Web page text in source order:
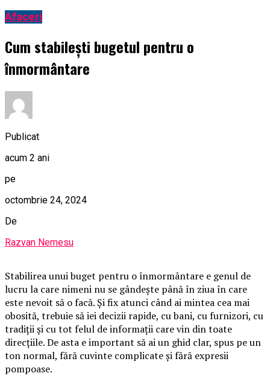
Afaceri
Cum stabilești bugetul pentru o
înmormântare
Publicat
acum 2 ani
pe
octombrie 24, 2024
De
Razvan Nemesu
Stabilirea unui buget pentru o înmormântare e genul de
lucru la care nimeni nu se gândește până în ziua în care
este nevoit să o facă. Și fix atunci când ai mintea cea mai
obosită, trebuie să iei decizii rapide, cu bani, cu furnizori, cu
tradiții și cu tot felul de informații care vin din toate
direcțiile. De asta e important să ai un ghid clar, spus pe un
ton normal, fără cuvinte complicate și fără expresii
pompoase.